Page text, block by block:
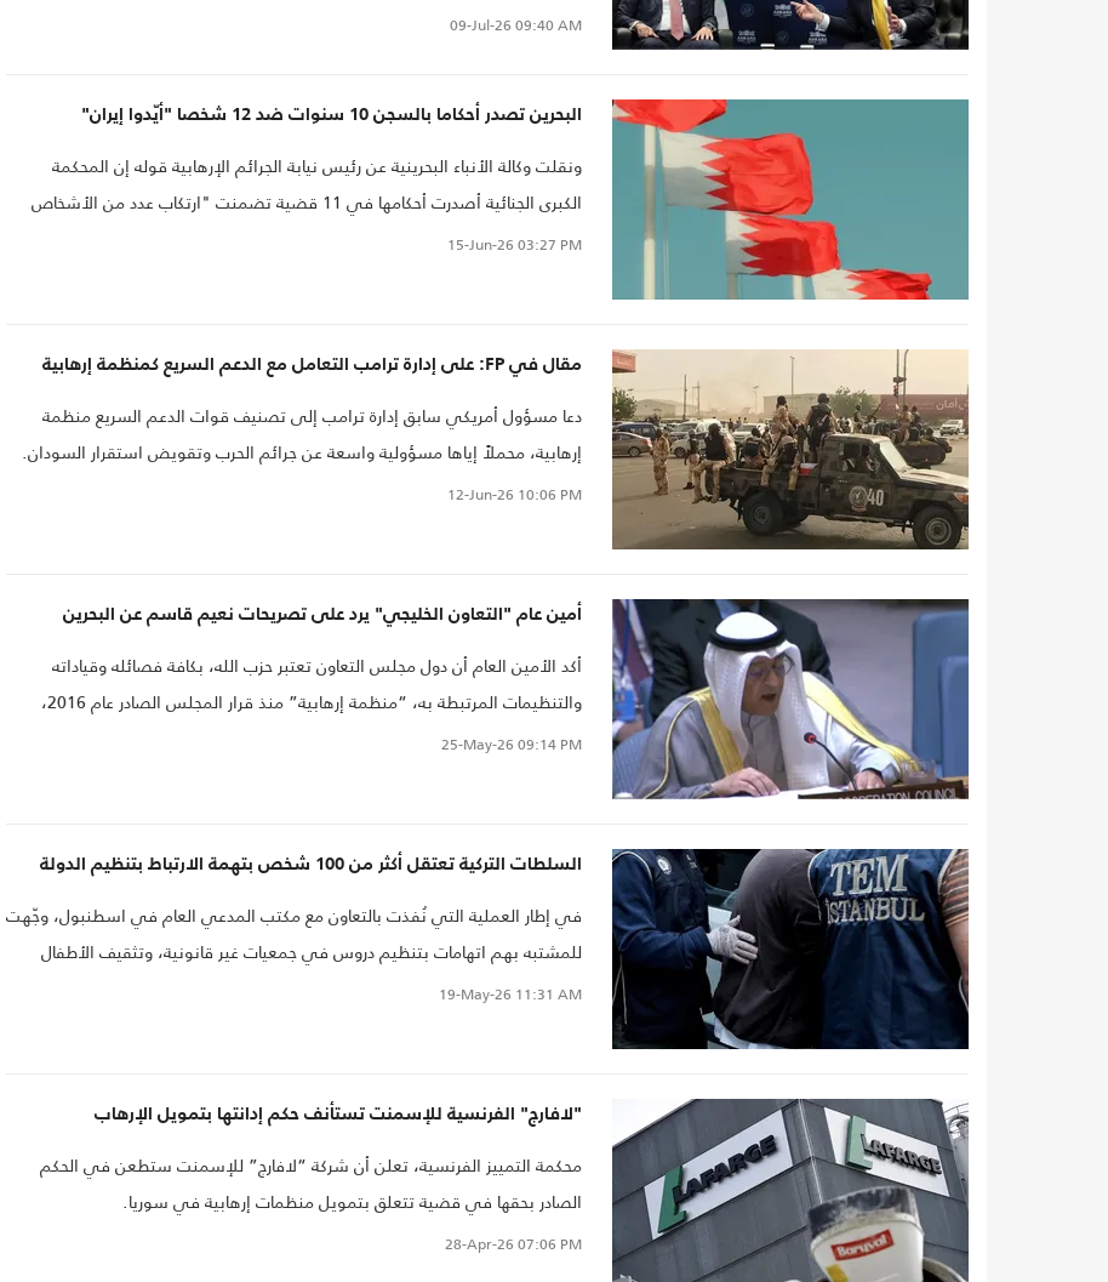
09-Jul-26 09:40 AM
البحرين تصدر أحكاما بالسجن 10 سنوات ضد 12 شخصا "أيّدوا إيران"
ونقلت وكالة الأنباء البحرينية عن رئيس نيابة الجرائم الإرهابية قوله إن المحكمة
الكبرى الجنائية أصدرت أحكامها في 11 قضية تضمنت "ارتكاب عدد من الأشخاص
لجرائم تأييد وتشجيع وتحبيذ الاعتداءات الإيرانية الإرهابية الآثمة على مملكة
15-Jun-26 03:27 PM
مقال في FP: على إدارة ترامب التعامل مع الدعم السريع كمنظمة إرهابية
دعا مسؤول أمريكي سابق إدارة ترامب إلى تصنيف قوات الدعم السريع منظمة
إرهابية، محملاً إياها مسؤولية واسعة عن جرائم الحرب وتقويض استقرار السودان.
12-Jun-26 10:06 PM
أمين عام "التعاون الخليجي" يرد على تصريحات نعيم قاسم عن البحرين
أكد الأمين العام أن دول مجلس التعاون تعتبر حزب الله، بكافة فصائله وقياداته
والتنظيمات المرتبطة به، “منظمة إرهابية” منذ قرار المجلس الصادر عام 2016،
متهماً الحزب بالضلوع في تجنيد شبان من دول الخليج، وتهريب الأسلحة والمتفجرات،
25-May-26 09:14 PM
السلطات التركية تعتقل أكثر من 100 شخص بتهمة الارتباط بتنظيم الدولة
في إطار العملية التي نُفذت بالتعاون مع مكتب المدعي العام في اسطنبول، وجّهت
للمشتبه بهم اتهامات بتنظيم دروس في جمعيات غير قانونية، وتثقيف الأطفال
الصغار بأيديولوجية "الدولة الإسلامية" وجمع الأموال للتنظيم والسعي لتجنيد
19-May-26 11:31 AM
"لافارج" الفرنسية للإسمنت تستأنف حكم إدانتها بتمويل الإرهاب
محكمة التمييز الفرنسية، تعلن أن شركة “لافارج” للإسمنت ستطعن في الحكم
الصادر بحقها في قضية تتعلق بتمويل منظمات إرهابية في سوريا.
28-Apr-26 07:06 PM